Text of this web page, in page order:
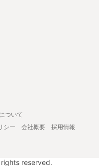
ついて
シー 会社概要
採用情報
reserved.